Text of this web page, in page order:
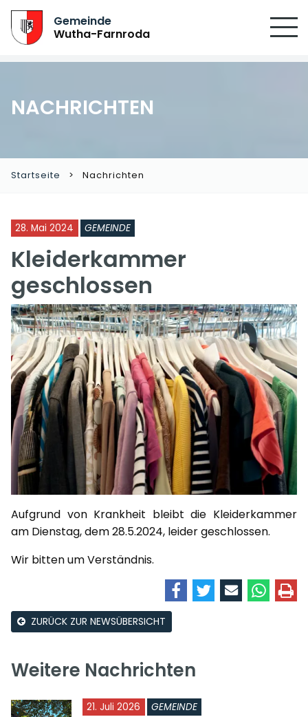
Gemeinde
Wutha-Farnroda
NACHRICHTEN
Startseite Nachrichten
28. Mai 2024 GEMEINDE
Kleiderkammer
geschlossen
Aufgrund von Krankheit bleibt die Kleiderkammer
am Dienstag, dem 28.5.2024, leider geschlossen.
Wir bitten um Verständnis.
ZURÜCK ZUR NEWSÜBERSICHT
Weitere Nachrichten
21. Juli 2026 GEMEINDE